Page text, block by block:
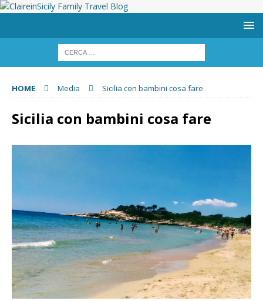
HOME Media Sicilia con bambini cosa fare
Sicilia con bambini cosa fare